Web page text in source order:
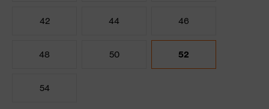
42 44 46
48 50 52
54